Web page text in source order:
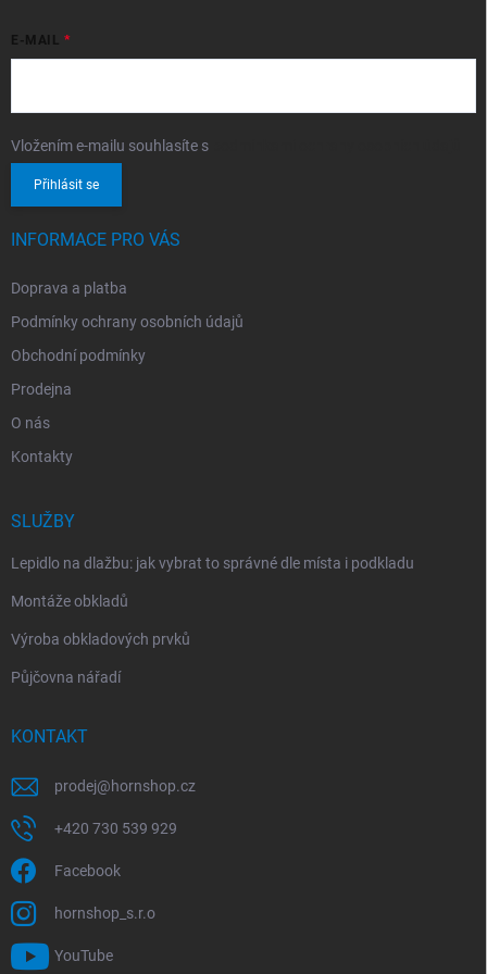
E-MAIL
Vložením e-mailu souhlasíte s
Přihlásit se
INFORMACE PRO VÁS
Doprava a platba
Podmínky ochrany osobních údajů
Obchodní podmínky
Prodejna
O nás
Kontakty
SLUŽBY
Lepidlo na dlažbu: jak vybrat to správné dle místa i podkladu
Montáže obkladů
Výroba obkladových prvků
Půjčovna nářadí
KONTAKT
prodej@hornshop.cz
+420 730 539 929
Facebook
hornshop_s.r.o
YouTube